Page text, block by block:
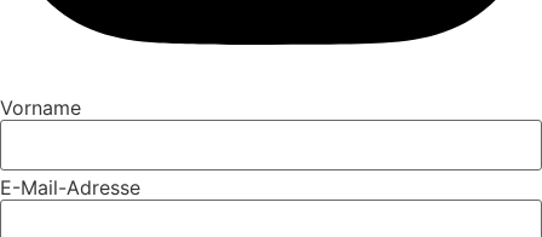
Vorname
E-Mail-Adresse